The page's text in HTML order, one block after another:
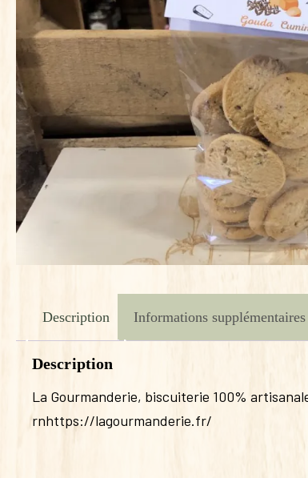
Description Informations supplémentaires
Description
La Gourmanderie, biscuiterie 100%
rnhttps://lagourmanderie.fr/